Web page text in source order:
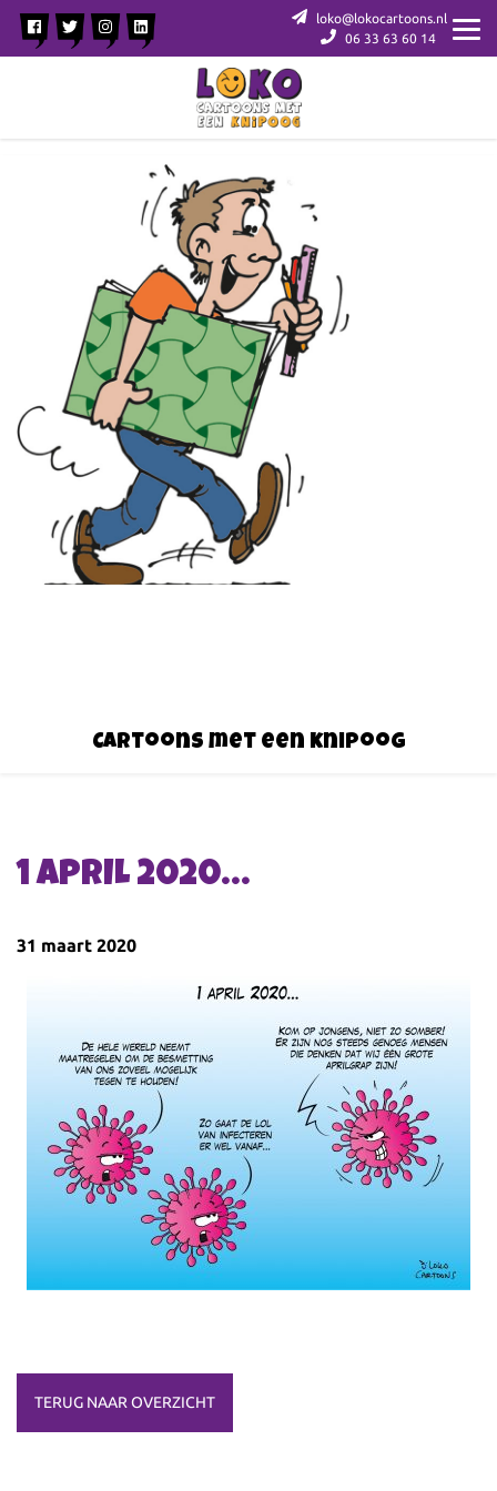
loko@lokocartoons.nl
06 33 63 60 14
Cartoons met een knipoog
1 APRIL 2020…
31 maart 2020
TERUG NAAR OVERZICHT